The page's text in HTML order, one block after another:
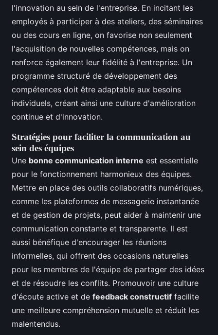
l'innovation au sein de l'entreprise. En incitant les
employés à participer à des ateliers, des séminaires
ou des cours en ligne, on favorise non seulement
l'acquisition de nouvelles compétences, mais on
renforce également leur fidélité à l'entreprise. Un
programme structuré de développement des
compétences doit être adaptable aux besoins
individuels, créant ainsi une culture d'amélioration
continue et d'innovation.
Stratégies pour faciliter la communication au
sein des équipes
Une bonne communication interne est essentielle
pour le fonctionnement harmonieux des équipes.
Mettre en place des outils collaboratifs numériques,
comme les plateformes de messagerie instantanée
et de gestion de projets, peut aider à maintenir une
communication constante et transparente. Il est
aussi bénéfique d'encourager les réunions
informelles, qui offrent des occasions naturelles
pour les membres de l'équipe de partager des idées
et de résoudre les conflits. Promouvoir une culture
d'écoute active et de feedback constructif facilite
une meilleure compréhension mutuelle et réduit les
malentendus.